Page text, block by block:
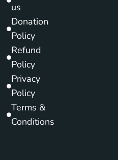
us
Donation
Policy
Refund
Policy
Privacy
Policy
Terms &
Conditions